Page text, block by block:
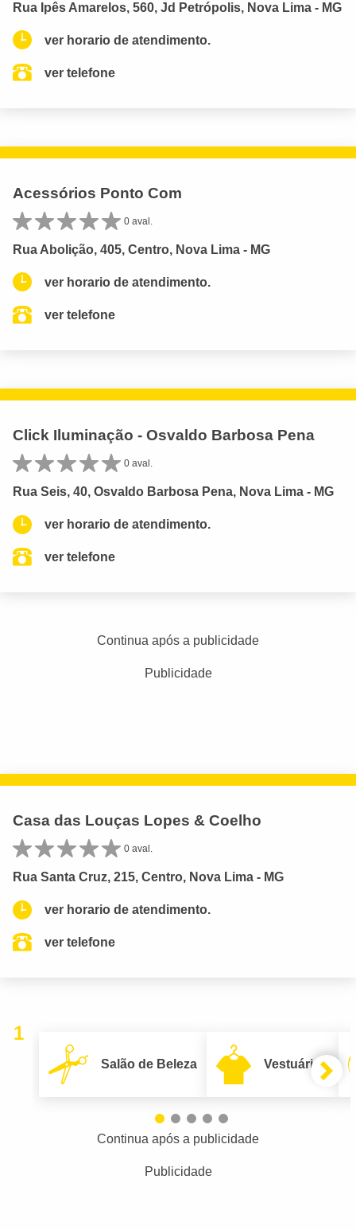
Rua Ipês Amarelos, 560, Jd Petrópolis, Nova Lima - MG
ver horario de atendimento.
ver telefone
Acessórios Ponto Com
0 aval.
Rua Abolição, 405, Centro, Nova Lima - MG
ver horario de atendimento.
ver telefone
Click Iluminação - Osvaldo Barbosa Pena
0 aval.
Rua Seis, 40, Osvaldo Barbosa Pena, Nova Lima - MG
ver horario de atendimento.
ver telefone
Continua após a publicidade
Publicidade
Casa das Louças Lopes & Coelho
0 aval.
Rua Santa Cruz, 215, Centro, Nova Lima - MG
ver horario de atendimento.
ver telefone
1
Salão de Beleza Vestuário
Continua após a publicidade
Publicidade